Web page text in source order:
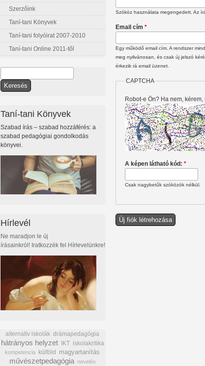
Szóköz használata megengedett. Az
Email cím *
Egy működő email cím. A rendszer
meg nyilvánosan, és csak új jelszó
érkezik rá email üzenet.
CAPTCHA
Robot-e Ön? Ha nem,
A képen látható kód:*
Csak nagybetűk szóközök nélkül.
Szerzőink
Taní-tani Könyvek
Taní-tani folyóirat 2007-2010
Taní-tani Online 2011-től
Keresés űrlap
Taní-tani Könyvek
Szabad írás – szabad hozzáférés: a
szabad pedagógiai gondolkodás
könyvei.
Hírlevél
Ne maradjon le új
írásainkról! Iratkozzék fel Hírlevelünkre!
alternatív iskolák drámapedagógia
hátrányos helyzet IKT iskolakritika
kompetencia külföld magyartanítás
művészetpedagógia
nevelés